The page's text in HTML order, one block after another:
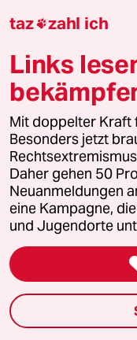
Aboservice
ePaper Login
Downloads für
© 2026 taz Verlags
Alle Rechte vorbehalten.
wenden Sie sich bitte an
Feedback
Leitlinie Informant
Seitenwende
taz zahl ich
Links
Mit doppelter Kraft
Besonders jetzt
Daher gehen 50
Neuanmeldungen
eine Kampagne,
und Jugendorte